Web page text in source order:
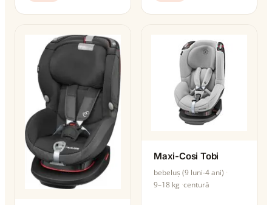
Maxi-Cosi Tobi
bebeluș (9 luni-4 ani)
9–18 kg centură